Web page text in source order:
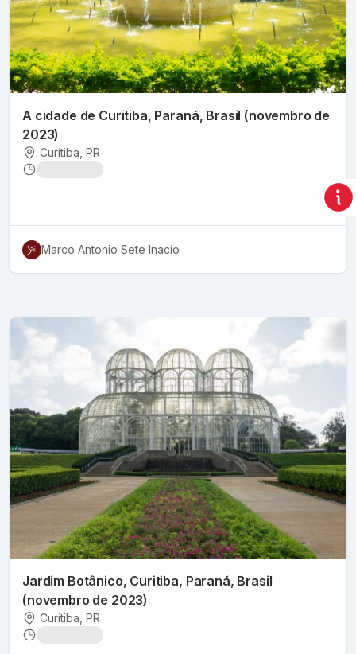
A cidade de Curitiba, Paraná, Brasil (novembro de
2023)
Curitiba , PR
Marco Antonio Sete Inacio
Jardim Botânico, Curitiba, Paraná, Brasil
(novembro de 2023)
Curitiba , PR